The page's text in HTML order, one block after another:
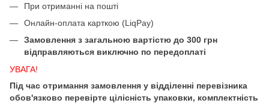
При отриманні на пошті
Онлайн-оплата карткою (LiqPay)
Замовлення з загальною вартістю до 300 грн
відправляються виключно по передоплаті
УВАГА!
Під час отримання замовлення у відділенні перевізника
обов'язково перевірте цілісність упаковки, комплектність